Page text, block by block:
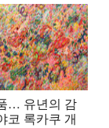
… 유년의 감
코 록카쿠 개